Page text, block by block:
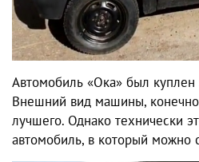
Автомобиль «Ока» был
Внешний вид машины,
лучшего. Однако технически
автомобиль, в который можно